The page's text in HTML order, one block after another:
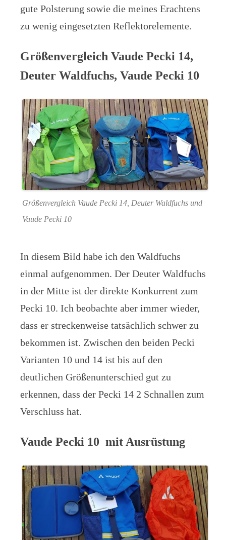
gute Polsterung sowie die meines Erachtens
zu wenig eingesetzten Reflektorelemente.
Größenvergleich Vaude Pecki 14,
Deuter Waldfuchs, Vaude Pecki 10
Größenvergleich Vaude Pecki 14, Deuter Waldfuchs und
Vaude Pecki 10
In diesem Bild habe ich den Waldfuchs
einmal aufgenommen. Der Deuter Waldfuchs
in der Mitte ist der direkte Konkurrent zum
Pecki 10. Ich beobachte aber immer wieder,
dass er streckenweise tatsächlich schwer zu
bekommen ist. Zwischen den beiden Pecki
Varianten 10 und 14 ist bis auf den
deutlichen Größenunterschied gut zu
erkennen, dass der Pecki 14 2 Schnallen zum
Verschluss hat.
Vaude Pecki 10 mit Ausrüstung